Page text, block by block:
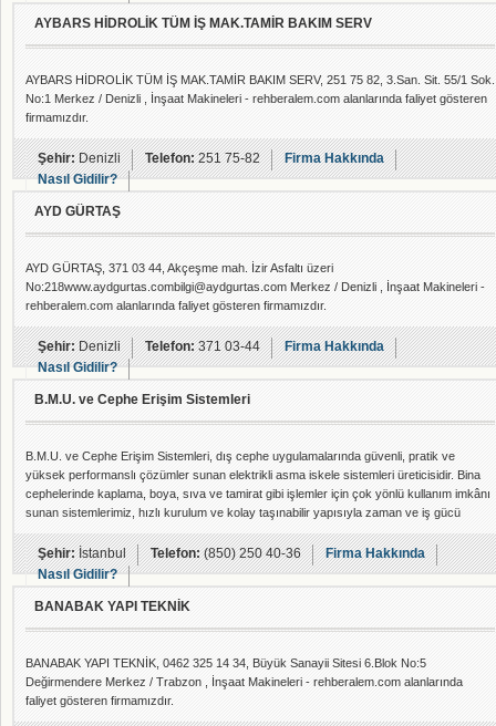
AYBARS HİDROLİK TÜM İŞ MAK.TAMİR BAKIM SERV
AYBARS HİDROLİK TÜM İŞ MAK.TAMİR BAKIM SERV, 251 75 82, 3.San. Sit. 55/1 Sok.
No:1 Merkez / Denizli , İnşaat Makineleri - rehberalem.com alanlarında faliyet gösteren
firmamızdır.
Şehir:Denizli Telefon:251 75-82
Firma Hakkında
Nasıl Gidilir?
AYD GÜRTAŞ
AYD GÜRTAŞ, 371 03 44, Akçeşme mah. İzir Asfaltı üzeri
No:218www.aydgurtas.combilgi@aydgurtas.com Merkez / Denizli , İnşaat Makineleri -
rehberalem.com alanlarında faliyet gösteren firmamızdır.
Şehir:Denizli Telefon:371 03-44
Firma Hakkında
Nasıl Gidilir?
B.M.U. ve Cephe Erişim Sistemleri
B.M.U. ve Cephe Erişim Sistemleri, dış cephe uygulamalarında güvenli, pratik ve
yüksek performanslı çözümler sunan elektrikli asma iskele sistemleri üreticisidir. Bina
cephelerinde kaplama, boya, sıva ve tamirat gibi işlemler için çok yönlü kullanım imkânı
sunan sistemlerimiz, hızlı kurulum ve kolay taşınabilir yapısıyla zaman ve iş gücü
tasarrufu sağlar. B.M.U. ve Cephe Erişim Sistemleri elektrikli asma iskeleleri, 1 ila 6
metre arasında bölünebilen modüler platformları ve dakikada 7 metre kaldırma hızıyla
verimli çalışm
Şehir:İstanbul Telefon:(850) 250 40-36
Firma Hakkında
Nasıl Gidilir?
BANABAK YAPI TEKNİK
BANABAK YAPI TEKNİK, 0462 325 14 34, Büyük Sanayii Sitesi 6.Blok No:5
Değirmendere Merkez / Trabzon , İnşaat Makineleri - rehberalem.com alanlarında
faliyet gösteren firmamızdır.